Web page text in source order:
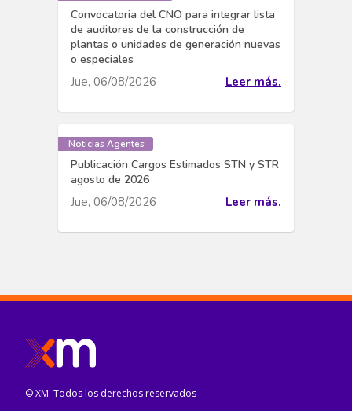
Convocatoria del CNO para integrar lista
de auditores de la construcción de
plantas o unidades de generación nuevas
o especiales
Jue, 06/08/2026 Leer más.
Noticias Agentes
Publicación Cargos Estimados STN y STR
agosto de 2026
Jue, 06/08/2026 Leer más.
© XM. Todos los derechos reservados